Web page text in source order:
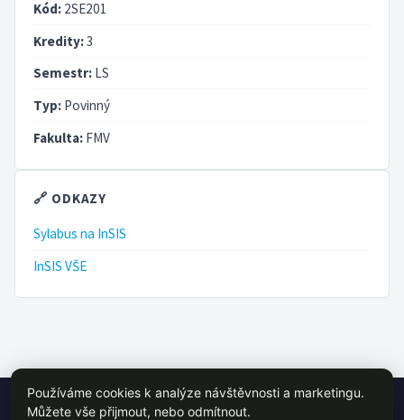
Kód: 2SE201
Kredity:3
Semestr: LS
Typ: Povinný
Fakulta: FMV
🔗 ODKAZY
Sylabus na InSIS
InSIS VŠE
© 2026 VŠE Wiki - studentský projekt, není oficálně spojen s VŠE
Používáme cookies k analýze návštěvnosti a marketingu.
Můžete vše přijmout, nebo odmítnout.